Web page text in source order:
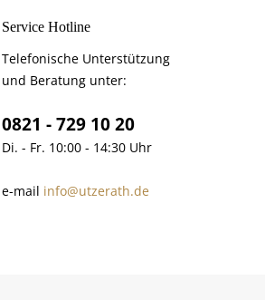
Service Hotline
Telefonische Unterstützung
und Beratung unter:
0821 - 729 10 20
Di. - Fr. 10:00 - 14:30 Uhr
e-mail info@utzerath.de